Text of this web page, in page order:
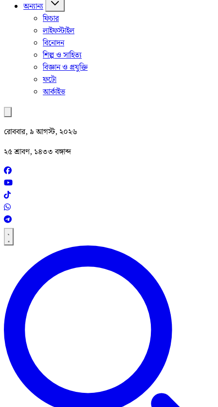
অন্যান্য
ফিচার
লাইফস্টাইল
বিনোদন
শিল্প ও সাহিত্য
বিজ্ঞান ও প্রযুক্তি
ফটো
আর্কাইভ
রোববার, ৯ আগস্ট, ২০২৬
২৫ শ্রাবণ, ১৪৩৩ বঙ্গাব্দ